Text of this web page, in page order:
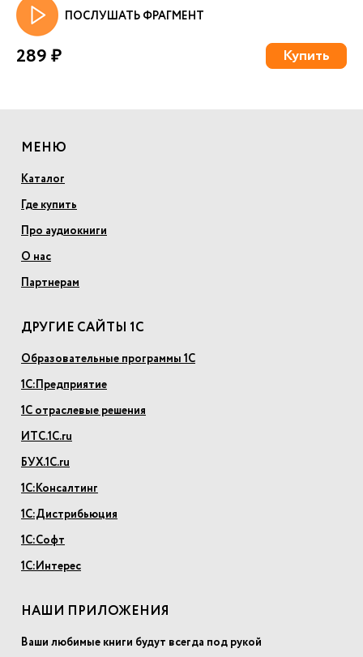
ПОСЛУШАТЬ ФРАГМЕНТ
289 ₽ Купить
МЕНЮ
Каталог
Где купить
Про аудиокниги
О нас
Партнерам
ДРУГИЕ САЙТЫ 1С
Образовательные программы 1С
1С:Предприятие
1С отраслевые решения
ИТС.1С.ru
БУХ.1С.ru
1С:Консалтинг
1С:Дистрибьюция
1С:Софт
1С:Интерес
НАШИ ПРИЛОЖЕНИЯ
Ваши любимые книги будут всегда под рукой